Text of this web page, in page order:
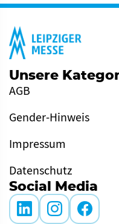
Unsere
AGB
Gender-Hinweis
Impressum
Datenschutz
Social Media